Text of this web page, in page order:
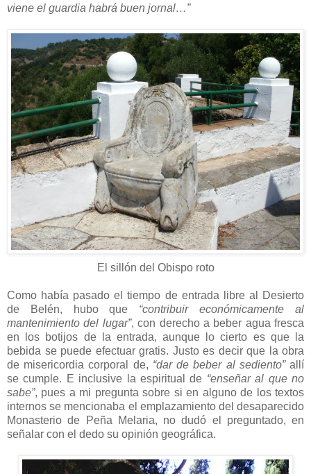
viene el guardia habrá buen jornal…”
El sillón del Obispo roto
Como había pasado el tiempo de entrada libre al Desierto
de Belén, hubo que “contribuir económicamente al
mantenimiento del lugar”, con derecho a beber agua fresca
en los botijos de la entrada, aunque lo cierto es que la
bebida se puede efectuar gratis. Justo es decir que la obra
de misericordia corporal de, “dar de beber al sediento”allí
se cumple. E inclusive la espiritual de “enseñar al que no
sabe”, pues a mi pregunta sobre si en alguno de los textos
internos se mencionaba el emplazamiento del desaparecido
Monasterio de Peña Melaria, no dudó el preguntado, en
señalar con el dedo su opinión geográfica.